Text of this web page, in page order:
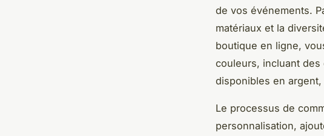
de vos événements.
matériaux et la
boutique en ligne,
couleurs, incluant
disponibles en
Le processus de
personnalisation,